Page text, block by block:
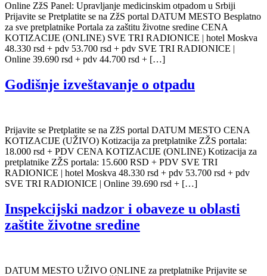
Online ZžS Panel: Upravljanje medicinskim otpadom u Srbiji
Prijavite se Pretplatite se na ZžS portal DATUM MESTO Besplatno
za sve pretplatnike Portala za zaštitu životne sredine CENA
KOTIZACIJE (ONLINE) SVE TRI RADIONICE | hotel Moskva
48.330 rsd + pdv 53.700 rsd + pdv SVE TRI RADIONICE |
Online 39.690 rsd + pdv 44.700 rsd + […]
Godišnje izveštavanje o otpadu
Prijavite se Pretplatite se na ZžS portal DATUM MESTO CENA
KOTIZACIJE (UŽIVO) Kotizacija za pretplatnike ZŽS portala:
18.000 rsd + PDV CENA KOTIZACIJE (ONLINE) Kotizacija za
pretplatnike ZŽS portala: 15.600 RSD + PDV SVE TRI
RADIONICE | hotel Moskva 48.330 rsd + pdv 53.700 rsd + pdv
SVE TRI RADIONICE | Online 39.690 rsd + […]
Inspekcijski nadzor i obaveze u oblasti
zaštite životne sredine
DATUM MESTO UŽIVO ONLINE za pretplatnike Prijavite se